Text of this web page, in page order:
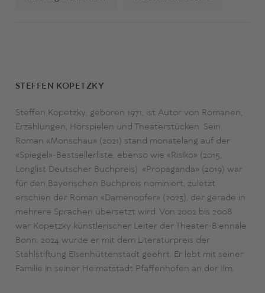
STEFFEN KOPETZKY
Steffen Kopetzky, geboren 1971, ist Autor von Romanen,
Erzählungen, Hörspielen und Theaterstücken. Sein
Roman «Monschau» (2021) stand monatelang auf der
«Spiegel»-Bestsellerliste, ebenso wie «Risiko» (2015,
Longlist Deutscher Buchpreis). «Propaganda» (2019) war
für den Bayerischen Buchpreis nominiert, zuletzt
erschien der Roman «Damenopfer» (2023), der gerade in
mehrere Sprachen übersetzt wird. Von 2002 bis 2008
war Kopetzky künstlerischer Leiter der Theater-Biennale
Bonn. 2024 wurde er mit dem Literaturpreis der
Stahlstiftung Eisenhüttenstadt geehrt. Er lebt mit seiner
Familie in seiner Heimatstadt Pfaffenhofen an der Ilm.